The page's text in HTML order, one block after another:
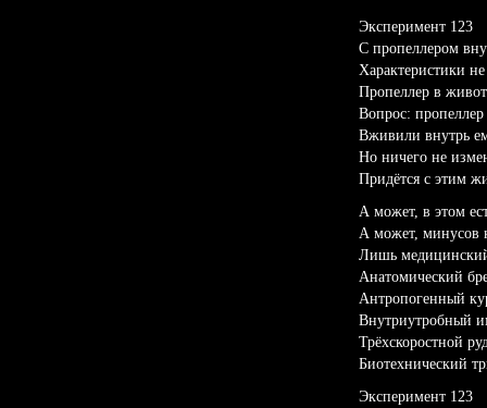
Эксперимент 123
С пропеллером
Характеристики не
Пропеллер в
Вопрос:
Вживили внутрь
Но ничего не
Придётся с этим
А может, в этом
А может, минусов
Лишь
Анатомический
Антропогенный
Внутриутробный
Трёхскоростной
Биотехнический
Эксперимент 123